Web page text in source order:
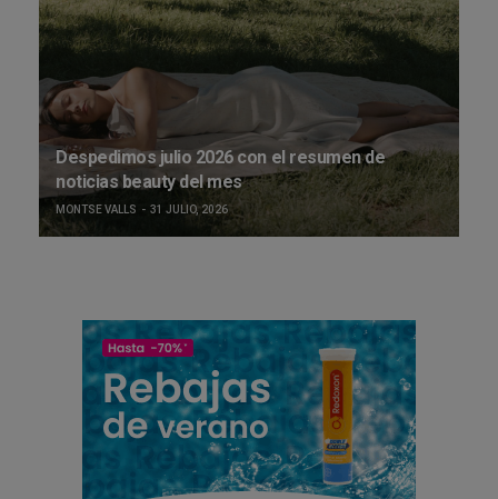
Despedimos julio 2026 con el resumen de
noticias beauty del mes
MONTSE VALLS 31 JULIO, 2026